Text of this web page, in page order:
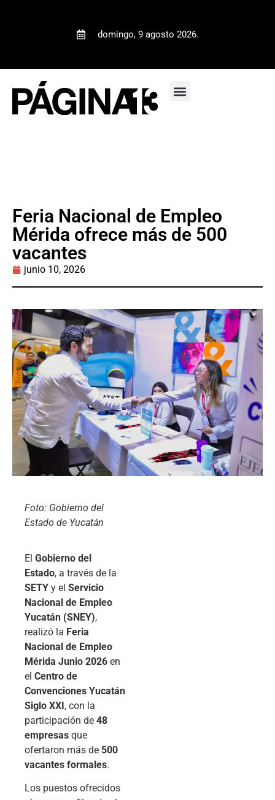
domingo, 9 agosto 2026.
Feria Nacional de Empleo
Mérida ofrece más de 500
vacantes
junio 10, 2026
Foto: Gobierno del
Estado de Yucatán
El Gobierno del
Estado, a través de la
SETY y el Servicio
Nacional de Empleo
Yucatán (SNEY),
realizó la Feria
Nacional de Empleo
Mérida Junio 2026 en
el Centro de
Convenciones Yucatán
Siglo XXI, con la
participación de 48
empresas que
ofertaron más de 500
vacantes formales.
Los puestos ofrecidos